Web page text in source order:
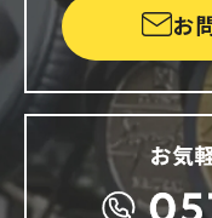
お